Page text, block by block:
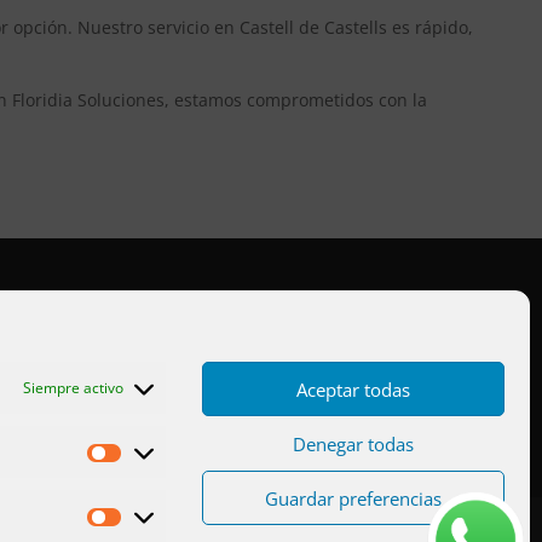
Siempre activo
Estadísticas
Marketing
Aceptar todas
Denegar todas
Guardar preferencias
Nuestro servicio en Castell de Castells es rápido,
Soluciones, estamos comprometidos con la
Privacidad